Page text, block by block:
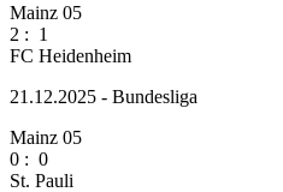
Mainz 05
2 : 1
FC Heidenheim
21.12.2025 - Bundesliga
Mainz 05
0 : 0
St. Pauli